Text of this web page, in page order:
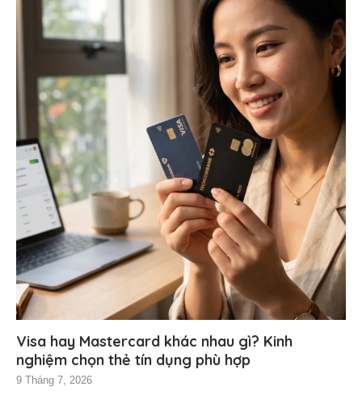
Visa hay Mastercard khác nhau gì? Kinh
nghiệm chọn thẻ tín dụng phù hợp
9 Tháng 7, 2026